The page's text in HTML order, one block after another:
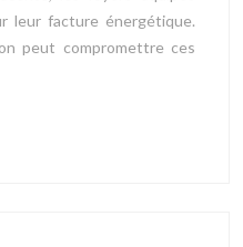
leur facture énergétique.
peut compromettre ces